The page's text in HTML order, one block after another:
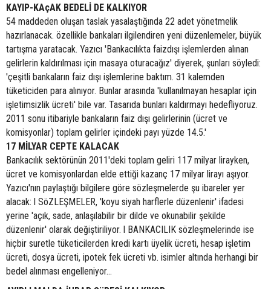
KAYIP-KAçAK BEDELİ DE KALKIYOR
54 maddeden oluşan taslak yasalaştığında 22 adet yönetmelik
hazırlanacak. özellikle bankaları ilgilendiren yeni düzenlemeler, büyük
tartışma yaratacak. Yazıcı 'Bankacılıkta faizdışı işlemlerden alınan
gelirlerin kaldırılması için masaya oturacağız' diyerek, şunları söyledi:
'çeşitli bankaların faiz dışı işlemlerine baktım. 31 kalemden
tüketiciden para alınıyor. Bunlar arasında 'kullanılmayan hesaplar için
işletimsizlik ücreti' bile var. Tasarıda bunları kaldırmayı hedefliyoruz.
2011 sonu itibariyle bankaların faiz dışı gelirlerinin (ücret ve
komisyonlar) toplam gelirler içindeki payı yüzde 14.5.'
17 MİLYAR CEPTE KALACAK
Bankacılık sektörünün 2011'deki toplam geliri 117 milyar lirayken,
ücret ve komisyonlardan elde ettiği kazanç 17 milyar lirayı aşıyor.
Yazıcı'nın paylaştığı bilgilere göre sözleşmelerde şu ibareler yer
alacak: l SöZLEŞMELER, 'koyu siyah harflerle düzenlenir' ifadesi
yerine 'açık, sade, anlaşılabilir bir dilde ve okunabilir şekilde
düzenlenir' olarak değiştiriliyor. l BANKACILIK sözleşmelerinde ise
hiçbir suretle tüketicilerden kredi kartı üyelik ücreti, hesap işletim
ücreti, dosya ücreti, ipotek fek ücreti vb. isimler altında herhangi bir
bedel alınması engelleniyor...